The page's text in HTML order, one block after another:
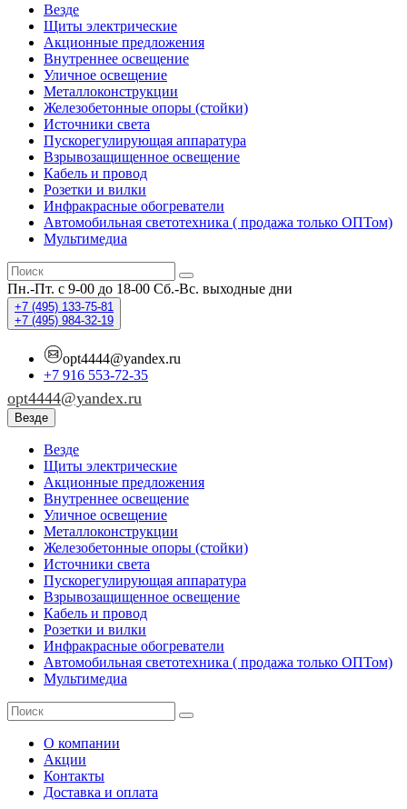
Везде
Щиты электрические
Акционные предложения
Внутреннее освещение
Уличное освещение
Металлоконструкции
Железобетонные опоры (стойки)
Источники света
Пускорегулирующая аппаратура
Взрывозащищенное освещение
Кабель и провод
Розетки и вилки
Инфракрасные обогреватели
Автомобильная светотехника ( продажа только ОПТом)
Мультимедиа
Пн.-Пт. с 9-00 до 18-00 Сб.-Вс. выходные дни
+7 (495) 133-75-81
+7 (495) 984-32-19
opt4444@yandex.ru
+7 916 553-72-35
opt4444@yandex.ru
Везде
Везде
Щиты электрические
Акционные предложения
Внутреннее освещение
Уличное освещение
Металлоконструкции
Железобетонные опоры (стойки)
Источники света
Пускорегулирующая аппаратура
Взрывозащищенное освещение
Кабель и провод
Розетки и вилки
Инфракрасные обогреватели
Автомобильная светотехника ( продажа только ОПТом)
Мультимедиа
О компании
Акции
Контакты
Доставка и оплата